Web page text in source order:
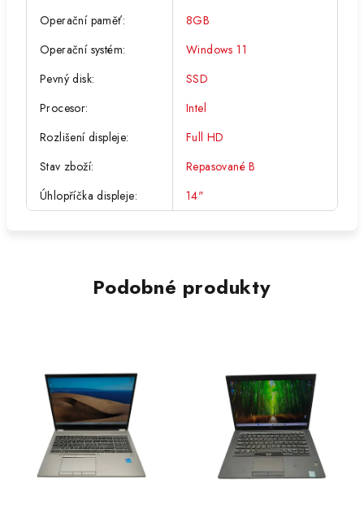
Operační paměť:
8GB
Operační systém:
Windows 11
Pevný disk:
SSD
Procesor:
Intel
Rozlišení displeje:
Full HD
Stav zboží:
Repasované B
Úhlopříčka displeje: 14"
Podobné produkty